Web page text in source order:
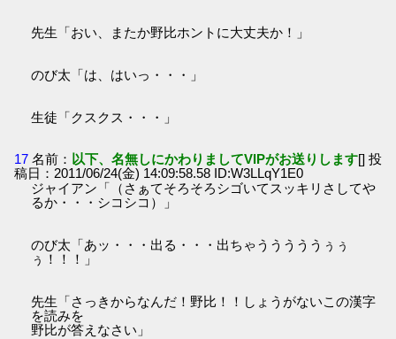
先生「おい、またか野比ホントに大丈夫か！」
のび太「は、はいっ・・・」
生徒「クスクス・・・」
17 名前： 以下、名無しにかわりましてVIPがお送りします[] 投
稿日：2011/06/24(金) 14:09:58.58 ID:W3LLqY1E0
ジャイアン「（さぁてそろそろシゴいてスッキリさしてや
るか・・・シコシコ）」
のび太「あッ・・・出る・・・出ちゃうううううぅぅ
ぅ！！！」
先生「さっきからなんだ！野比！！しょうがないこの漢字
を読みを
野比が答えなさい」